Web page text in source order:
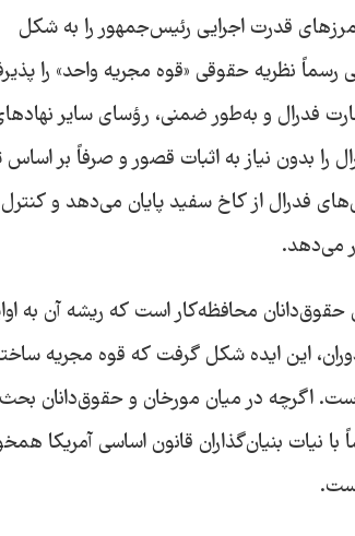
مرزهای قدرت اجرایی رئیس‌جمهور را به شکل
نظریه حقوقی «قوه مجریه واحد» را
فدرال و به‌طور ضمنی، رؤسای سایر
را بدون نیاز به اثبات قصور و صرفاً بر اساس
فدرال از کاخ سفید پایان می‌دهد و کنترل
می‌دهد.
محافظه‌کار است که ریشه آن به
دوران، این ایده شکل گرفت که قوه مجریه
است. اگرچه در میان مورخان و حقوق‌دانان
نیات بنیان‌گذاران قانون اساسی آمریکا